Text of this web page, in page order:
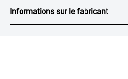
Informations sur le fabricant